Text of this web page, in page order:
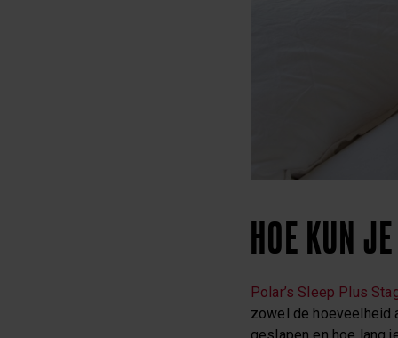
HOE KUN
Polar’s Sleep Plus
zowel de hoeveelheid